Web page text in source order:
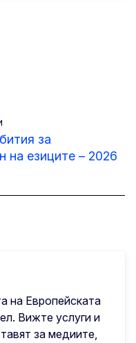
за
на езиците – 2026
на Европейската
Вижте услуги и
за медиите,